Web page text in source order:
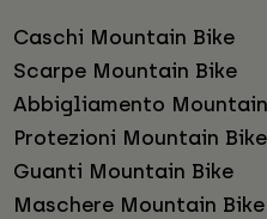
Caschi Mountain Bike
Scarpe Mountain Bike
Abbigliamento
Protezioni Mountain Bike
Guanti Mountain Bike
Maschere Mountain Bike